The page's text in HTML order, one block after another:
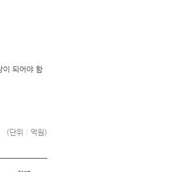
이 되어야 함
(단위 : 억원)